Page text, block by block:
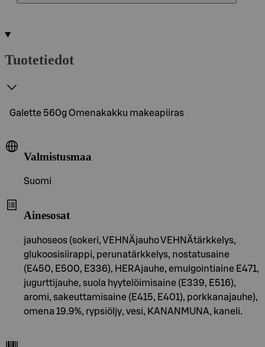
Tuotetiedot
Galette 560g Omenakakku makeapiiras
Valmistusmaa
Suomi
Ainesosat
jauhoseos (sokeri, VEHNÄjauho VEHNÄtärkkelys,
glukoosisiirappi, perunatärkkelys, nostatusaine
(E450, E500, E336), HERAjauhe, emulgointiaine E471,
jugurttijauhe, suola hyytelöimisaine (E339, E516),
aromi, sakeuttamisaine (E415, E401), porkkanajauhe),
omena 19.9%, rypsiöljy, vesi, KANANMUNA, kaneli.